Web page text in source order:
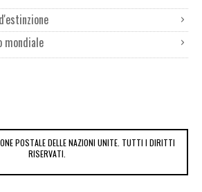
mondiale
POSTALE DELLE NAZIONI UNITE. TUTTI I DIRITTI
RISERVATI.